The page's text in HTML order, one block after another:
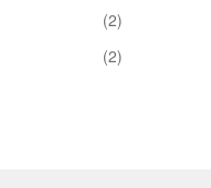
(2)
(2)